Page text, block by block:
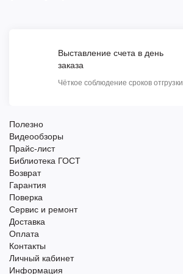
Выставление счета в день
заказа
Чёткое соблюдение сроков отгрузки
Полезно
Видеообзоры
Прайс-лист
Библиотека ГОСТ
Возврат
Гарантия
Поверка
Сервис и ремонт
Доставка
Оплата
Контакты
Личный кабинет
Информация